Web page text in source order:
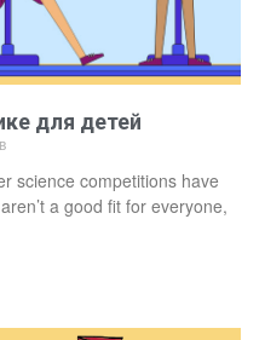
для детей
science competitions have
a good fit for everyone,